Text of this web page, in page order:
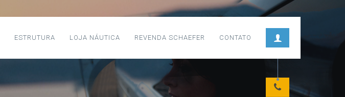
ESTRUTURA LOJA NÁUTICA REVENDA SCHAEFER CONTATO